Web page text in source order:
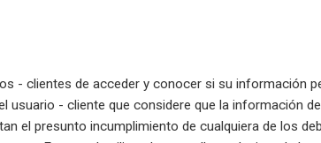
- clientes de acceder y conocer si su información
usuario - cliente que considere que la información
el presunto incumplimiento de cualquiera de los